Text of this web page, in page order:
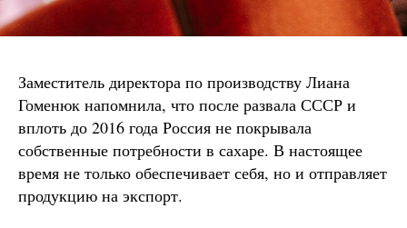
Заместитель директора по производству Лиана
Гоменюк напомнила, что после развала СССР и
вплоть до 2016 года Россия не покрывала
собственные потребности в сахаре. В настоящее
время не только обеспечивает себя, но и отправляет
продукцию на экспорт.